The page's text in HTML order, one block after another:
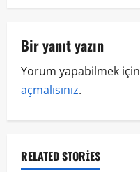
Bir yanıt yazın
Yorum yapabilmek için
açmalısınız.
RELATED STORIES